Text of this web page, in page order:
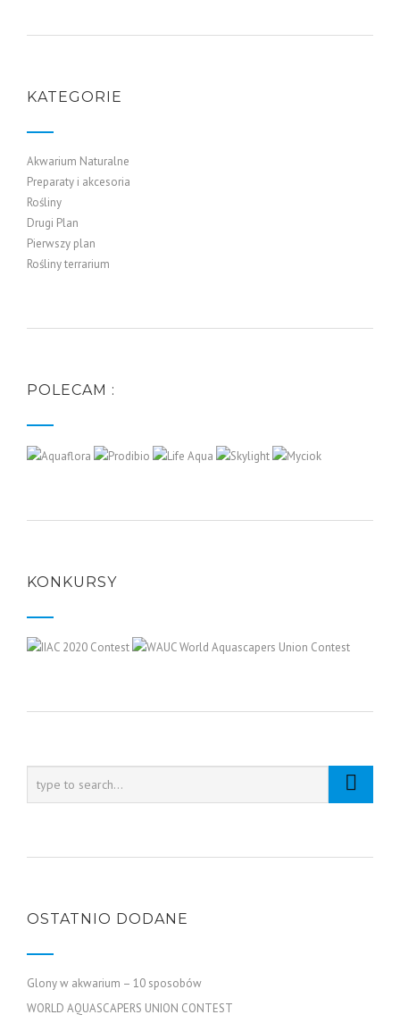
KATEGORIE
Akwarium Naturalne
Preparaty i akcesoria
Rośliny
Drugi Plan
Pierwszy plan
Rośliny terrarium
POLECAM :
KONKURSY
OSTATNIO DODANE
Glony w akwarium – 10 sposobów
WORLD AQUASCAPERS UNION CONTEST